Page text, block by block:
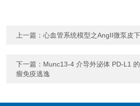
上一篇：心血管系统模型之AngII微泵皮
下一篇： Munc13-4 介导外泌体 PD-L1
瘤免疫逃逸